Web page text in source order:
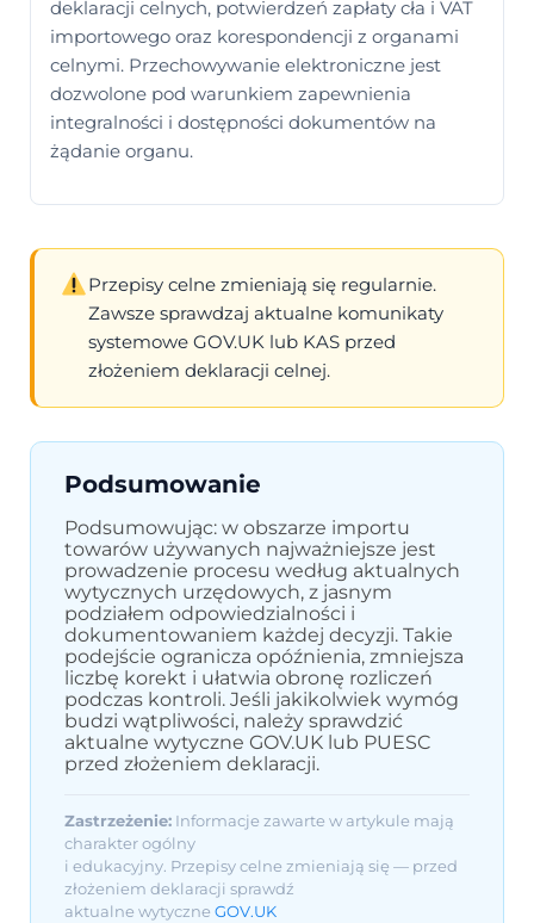
deklaracji celnych, potwierdzeń zapłaty cła i VAT
importowego oraz korespondencji z organami
celnymi. Przechowywanie elektroniczne jest
dozwolone pod warunkiem zapewnienia
integralności i dostępności dokumentów na
żądanie organu.
Przepisy celne zmieniają się regularnie.
Zawsze sprawdzaj aktualne komunikaty
systemowe GOV.UK lub KAS przed
złożeniem deklaracji celnej.
Podsumowanie
Podsumowując: w obszarze importu
towarów używanych najważniejsze jest
prowadzenie procesu według aktualnych
wytycznych urzędowych, z jasnym
podziałem odpowiedzialności i
dokumentowaniem każdej decyzji. Takie
podejście ogranicza opóźnienia, zmniejsza
liczbę korekt i ułatwia obronę rozliczeń
podczas kontroli. Jeśli jakikolwiek wymóg
budzi wątpliwości, należy sprawdzić
aktualne wytyczne GOV.UK lub PUESC
przed złożeniem deklaracji.
Zastrzeżenie: Informacje zawarte w artykule mają
charakter ogólny
i edukacyjny. Przepisy celne zmieniają się — przed
złożeniem deklaracji sprawdź
aktualne wytyczne GOV.UK